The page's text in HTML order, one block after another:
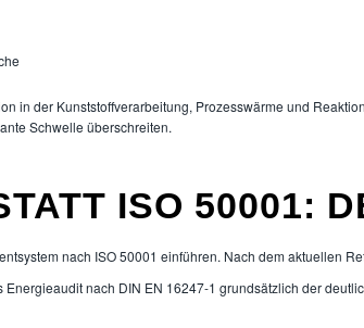
in der Kunststoffverarbeitung, Prozesswärme und
Schwelle überschreiten.
ISO 50001:
nach ISO 50001 einführen. Nach dem aktuellen
nach DIN EN 16247-1 grundsätzlich der